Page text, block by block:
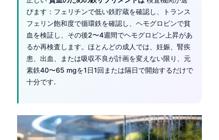
びます：フェリチンで低い鉄貯蔵を確認し、トランス
フェリン飽和度で循環鉄を確認し、ヘモグロビンで貧
血を検証し、その後2〜4週間でヘモグロビン上昇があ
るか再検査します。ほとんどの成人では、妊娠、腎疾
患、出血、または吸収不良が計画を変えない限り、元
素鉄40〜65 mgを1日1回または隔日で開始するだけで
十分です.